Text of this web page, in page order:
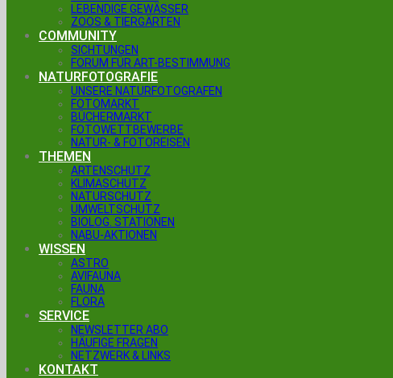
LEBENDIGE GEWÄSSER
ZOOS & TIERGÄRTEN
COMMUNITY
SICHTUNGEN
FORUM FÜR ART-BESTIMMUNG
NATURFOTOGRAFIE
UNSERE NATURFOTOGRAFEN
FOTOMARKT
BÜCHERMARKT
FOTOWETTBEWERBE
NATUR- & FOTOREISEN
THEMEN
ARTENSCHUTZ
KLIMASCHUTZ
NATURSCHUTZ
UMWELTSCHUTZ
BIOLOG. STATIONEN
NABU-AKTIONEN
WISSEN
ASTRO
AVIFAUNA
FAUNA
FLORA
SERVICE
NEWSLETTER ABO
HÄUFIGE FRAGEN
NETZWERK & LINKS
KONTAKT